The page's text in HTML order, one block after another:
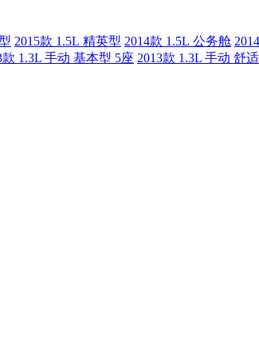
2015款 1.5L 精英型 2014款 1.5L 公务舱
款 1.3L 手动 基本型 5座 2013款 1.3L 手动 舒